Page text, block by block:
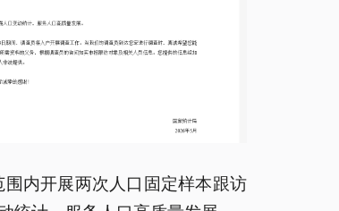
内开展两次人口固定样本跟访